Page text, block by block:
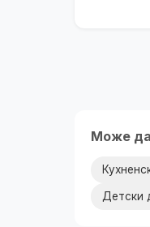
Може да
Детски